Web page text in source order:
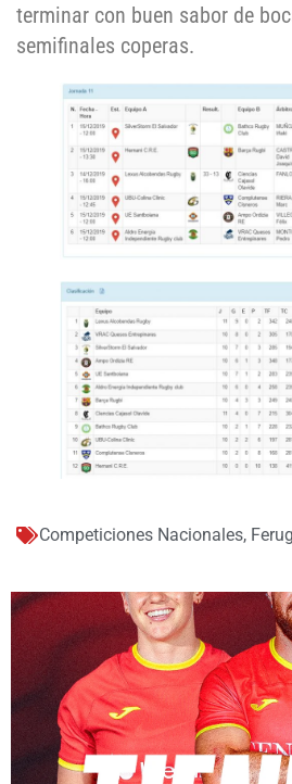
terminar con buen sabor de
semifinales coperas.
Competiciones Nacionales,